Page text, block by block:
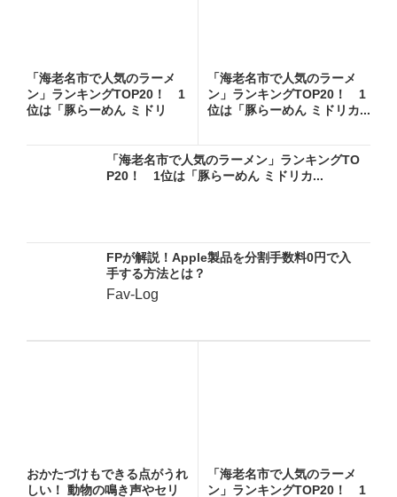
「海老名市で人気のラーメ
ン」ランキングTOP20！ 1
位は「豚らーめん ミドリ
「海老名市で人気のラーメ
ン」ランキングTOP20！ 1
位は「豚らーめん ミドリカ...
「海老名市で人気のラーメン」ランキングTO
P20！ 1位は「豚らーめん ミドリカ...
FPが解説！Apple製品を分割手数料0円で入
手する方法とは？
Fav-Log
おかたづけもできる点がうれ
しい！ 動物の鳴き声やセリ
「海老名市で人気のラーメ
ン」ランキングTOP20！ 1